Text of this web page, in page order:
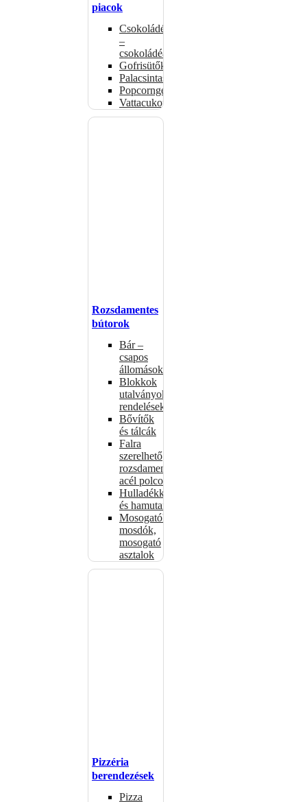
piacok
Csokoládémelegítők
–
csokoládéadagolók
Gofrisütők
Palacsintasütők
Popcorngépek
Vattacukorgép
Rozsdamentes
bútorok
Bár –
csapos
állomások
Blokkok
utalványokhoz,
rendelésekhez
Bővítők
és tálcák
Falra
szerelhető
rozsdamentes
acél polcok
Hulladékkosarak
és hamutartók
Mosogatók,
mosdók,
mosogató
asztalok
Pizzéria
berendezések
Pizza